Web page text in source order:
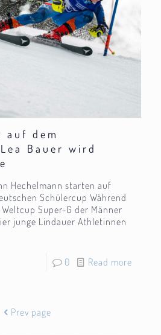
auf dem
Bauer wird
Hechelmann starten auf
Schülercup Während
Super-G der Männer
junge Lindauer Athletinnen
0 Read more
Prev page